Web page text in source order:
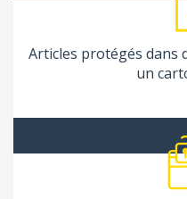
Articles protégés dans
un